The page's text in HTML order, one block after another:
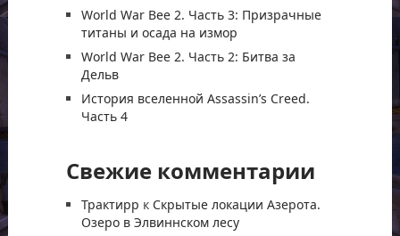
World War Bee 2. Часть 3: Призрачные
титаны и осада на измор
World War Bee 2. Часть 2: Битва за
Дельв
История вселенной Assassin’s Creed.
Часть 4
Свежие комментарии
Трактирр к Скрытые локации Азерота.
Озеро в Элвиннском лесу